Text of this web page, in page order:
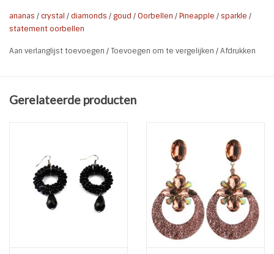
* Soort: Oorstekers
* Kleur: Goud | Champagne
* Materiaal: Metaal | Koper | Hars | Crystal
* Nikkel vrij
ananas /crystal / diamonds / goud /Oorbellen /Pineapple /sparkle /
statement oorbellen
Aan verlanglijst toevoegen /Toevoegen om te vergelijken /Afdrukken
Gerelateerde producten